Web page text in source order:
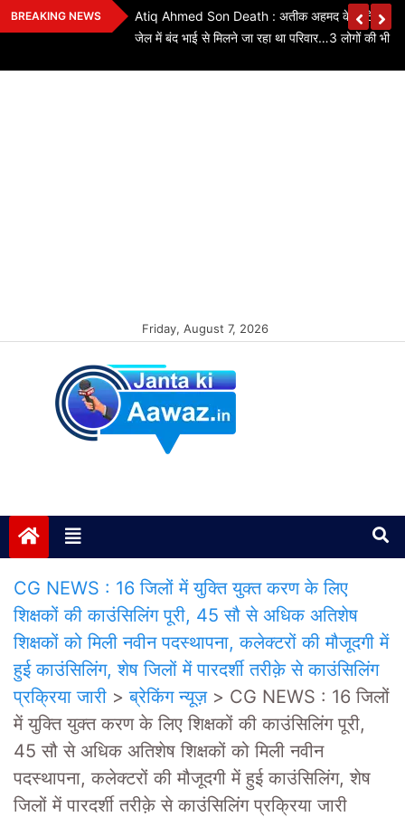
Skip
to
BREAKING NEWS
के लिए बड़ी
पद बढ़े…यहां
Atiq Ahmed Son Death : अतीक अहमद के छोटे बेटे
जेल में बंद भाई से मिलने जा रहा था परिवार…3 लोगों की भी
Friday, August 7, 2026
CG NEWS : 16 जिलों में युक्ति युक्त करण के लिए
शिक्षकों की काउंसिलिंग पूरी, 45 सौ से अधिक अतिशेष
शिक्षकों को मिली नवीन पदस्थापना, कलेक्टरों की मौजूदगी में
हुई काउंसिलिंग, शेष जिलों में पारदर्शी तरीक़े से काउंसिलिंग
प्रक्रिया जारी >ब्रेकिंग न्यूज़> CG NEWS : 16 जिलों
में युक्ति युक्त करण के लिए शिक्षकों की काउंसिलिंग पूरी,
45 सौ से अधिक अतिशेष शिक्षकों को मिली नवीन
पदस्थापना, कलेक्टरों की मौजूदगी में हुई काउंसिलिंग, शेष
जिलों में पारदर्शी तरीक़े से काउंसिलिंग प्रक्रिया जारी